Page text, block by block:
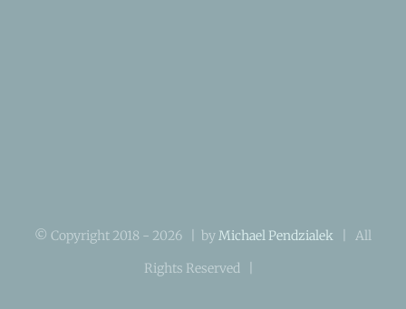
© Copyright 2018 - 2026 | byMichael Pendzialek | All
Rights Reserved |